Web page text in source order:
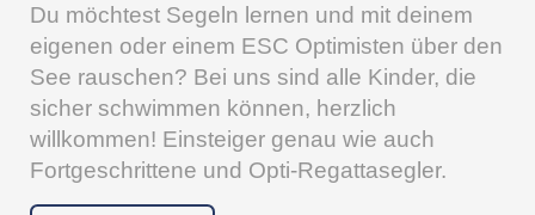
Du möchtest Segeln lernen und mit deinem
eigenen oder einem ESC Optimisten über den
See rauschen? Bei uns sind alle Kinder, die
sicher schwimmen können, herzlich
willkommen! Einsteiger genau wie auch
Fortgeschrittene und Opti-Regattasegler.